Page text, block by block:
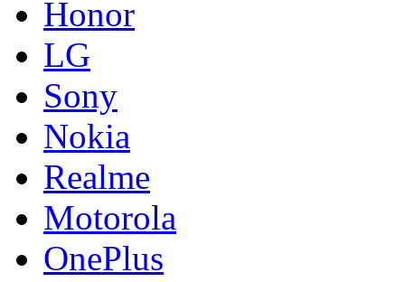
Honor
LG
Sony
Nokia
Realme
Motorola
OnePlus